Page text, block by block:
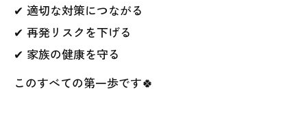
✔ 適切な対策につながる
✔ 再発リスクを下げる
✔ 家族の健康を守る
このすべての第一歩です🍀